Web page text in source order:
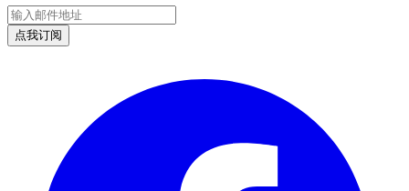
邮件地址
点我订阅